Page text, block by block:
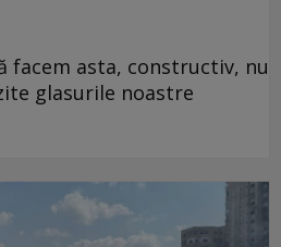
facem asta, constructiv, nu
glasurile noastre